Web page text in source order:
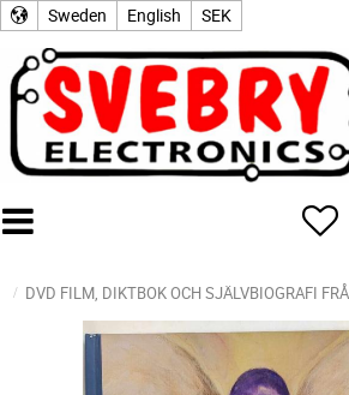
Sweden English SEK
DVD FILM, DIKTBOK OCH SJÄLVBIOGRAFI